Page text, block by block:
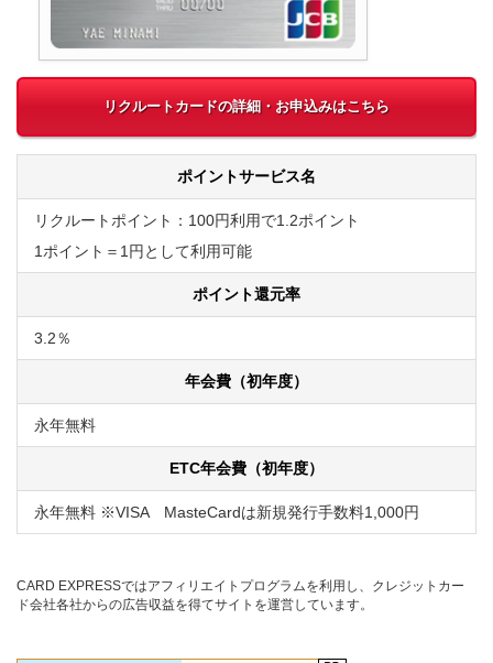
リクルートカードの詳細・お申込みはこちら
ポイントサービス名
リクルートポイント：100円利用で1.2ポイント
1ポイント＝1円として利用可能
ポイント還元率
3.2％
年会費（初年度）
永年無料
ETC年会費（初年度）
永年無料 ※VISA MasteCardは新規発行手数料1,000円
CARD EXPRESSではアフィリエイトプログラムを利用し、クレジットカー
ド会社各社からの広告収益を得てサイトを運営しています。